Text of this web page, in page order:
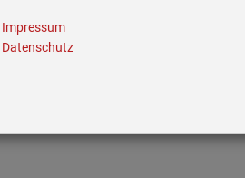
Mera 100 Lava
Impressum
Datenschutz